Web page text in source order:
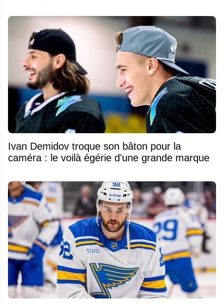
Ivan Demidov troque son bâton pour la
caméra : le voilà égérie d'une grande marque